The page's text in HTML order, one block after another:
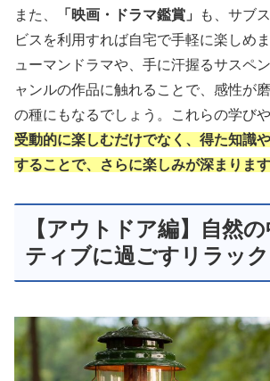
また、 「映画・ドラマ鑑賞」
も、サブ
ビスを利用すれば自宅で手軽に楽しめ
ューマンドラマや、手に汗握るサスペ
ャンルの作品に触れることで、感性が
の種にもなるでしょう。これらの学び
受動的に楽しむだけでなく、得た知識
することで、さらに楽しみが深まります
【アウトドア編】自然
ティブに過ごすリラッ